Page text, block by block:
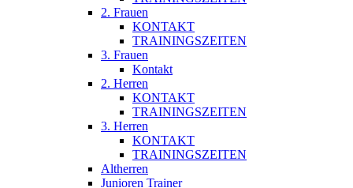
2. Frauen
KONTAKT
TRAININGSZEITEN
3. Frauen
Kontakt
2. Herren
KONTAKT
TRAININGSZEITEN
3. Herren
KONTAKT
TRAININGSZEITEN
Altherren
Junioren Trainer